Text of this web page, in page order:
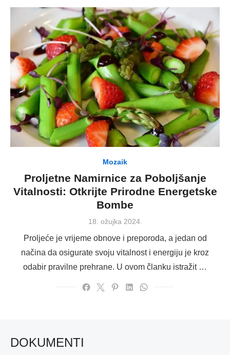
Mozaik
Proljetne Namirnice za Poboljšanje
Vitalnosti: Otkrijte Prirodne Energetske
Bombe
Posted
18. ožujka 2024.
Proljeće je vrijeme obnove i preporoda, a jedan od
načina da osigurate svoju vitalnost i energiju je kroz
odabir pravilne prehrane. U ovom članku istražit …
DOKUMENTI